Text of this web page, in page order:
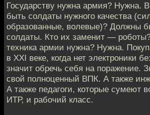
Государству нужна армия? Нужна.
быть солдаты нужного качества
образованные, волевые)? Должны
солдаты. Кто их заменит —
техника армии нужна? Нужна.
в ХХI веке, когда нет электроники
значит обречь себя на поражение.
свой полноценный ВПК. А также
А также педагоги, которые сумеют
ИТР, и рабочий класс.